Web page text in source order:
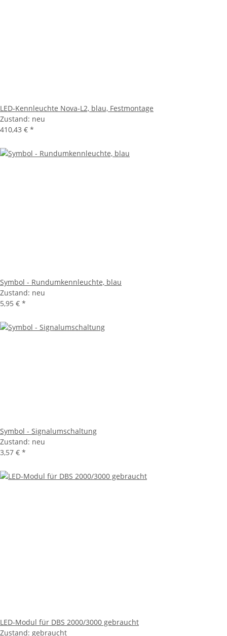
LED-Kennleuchte Nova-L2, blau, Festmontage
Zustand: neu
410,43 € *
Symbol - Rundumkennleuchte, blau
Zustand: neu
5,95 € *
Symbol - Signalumschaltung
Zustand: neu
3,57 € *
LED-Modul für DBS 2000/3000 gebraucht
Zustand: gebraucht